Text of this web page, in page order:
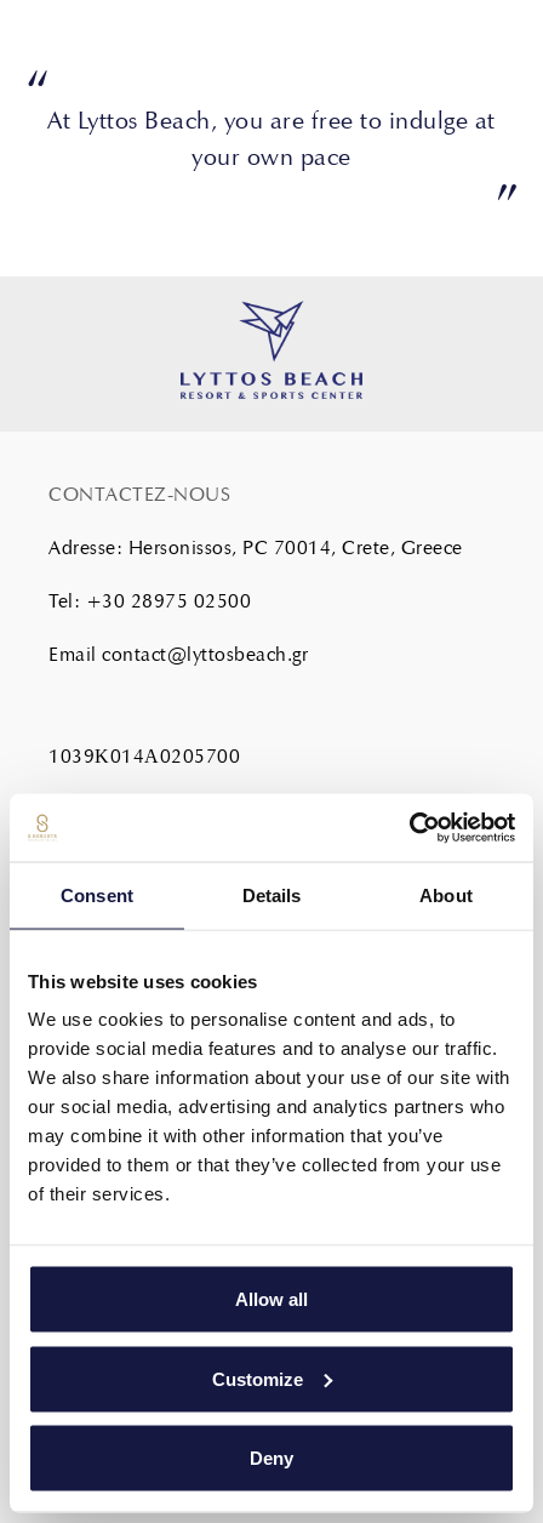
Consent Details About
This website uses cookies
We use cookies to personalise content and ads, to
provide social media features and to analyse our traffic.
We also share information about your use of our site with
our social media, advertising and analytics partners who
may combine it with other information that you’ve
provided to them or that they’ve collected from your use
of their services.
Allow all
Customize
Deny
“At Lyttos Beach, you are free to indulge at
your own pace
”
CONTACTEZ-NOUS
Adresse: Hersonissos, PC 70014, Crete, Greece
Tel: +30 28975 02500
Email contact@lyttosbeach.gr
1039Κ014Α0205700
Πολιτική κατά της Βίας & Παρενόχλησης στην
ACCUEIL
À PROPOS DE NOUS
PRESTATIONS
LOGEMENT
DÎNER
Famille
Académie des sports
Bien-être
Demande de transfert